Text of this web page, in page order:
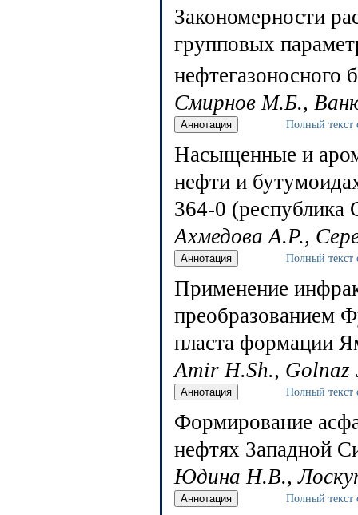
Закономерности
групповых
Смирнов М.Б.,
Полный текст
Насыщенные и
нефти и
364-0 (республика
Ахмедова А.Р.,
Полный текст
Применение
преобразованием
пласта формации
Amir H.Sh., Golnaz
Полный текст
Формирование
нефтях Западной
Юдина Н.В.,
Полный текст